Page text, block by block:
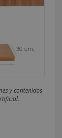
y contenidos